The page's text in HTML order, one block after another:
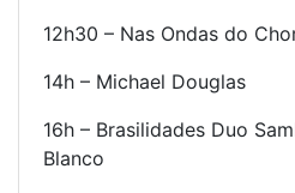
12h30 – Nas Ondas do
14h – Michael Douglas
16h – Brasilidades Duo
Blanco